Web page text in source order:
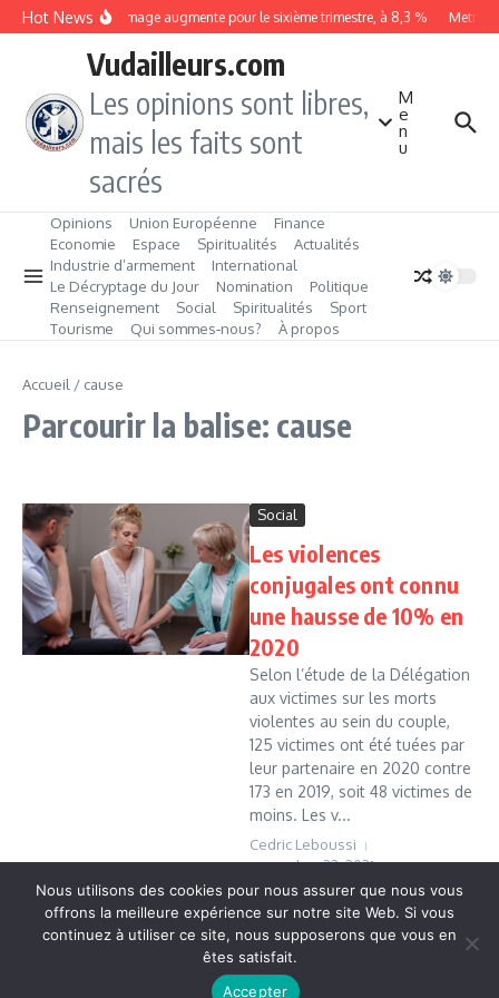
Aller au contenu
Hot NewsLe chômage augmente pour le sixième trimestre, à 8,3 %
Vudailleurs.com
Les opinions sont libres,
mais les faits sont
sacrés
M
e
n
u
Opinions Union Européenne
Finance
Economie
Espace Spiritualités
Actualités
Industrie d’armement
International
Le Décryptage du Jour
Nomination
Politique
Renseignement
Social Spiritualités
Sport
Tourisme
Qui sommes‑nous? À propos
Accueil / cause
Parcourir la balise: cause
Social
Les violences
conjugales ont connu
une hausse de 10% en
2020
Selon l’étude de la Délégation
aux victimes sur les morts
violentes au sein du couple,
125 victimes ont été tuées par
leur partenaire en 2020 contre
173 en 2019, soit 48 victimes de
moins. Les v...
Cedric Leboussi
novembre 22, 2021
Read More
Copyright © 2026 Vudailleurs.com | Réalisé par
d'actualités X
Nous utilisons des cookies pour nous assurer que nous vous
offrons la meilleure expérience sur notre site Web. Si vous
continuez à utiliser ce site, nous supposerons que vous en
êtes satisfait.
Accepter